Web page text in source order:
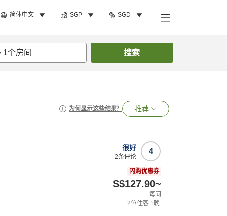
简体中文 SGP SGD
1个房间 搜索
为何显示这些结果？ 推荐
4
很好
2条评论
闪购优惠券
S$127.90~
每间
2位住客 1晚